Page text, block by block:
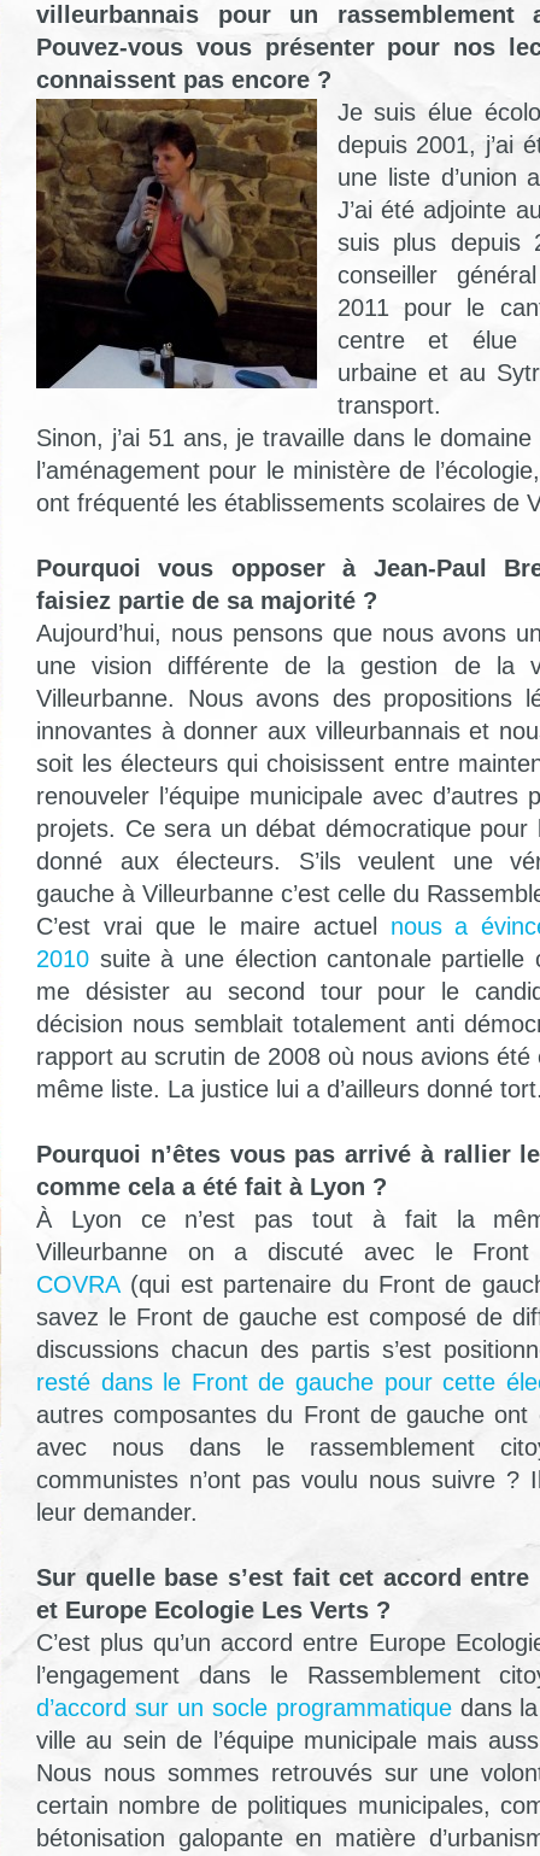
villeurbannais pour un rassemblement
Pouvez-vous vous présenter pour nos
connaissent pas encore ?
Je suis élue
depuis 2001, j’ai
une liste d’union
J’ai été adjointe
suis plus depuis
conseiller
2011 pour le
centre et élue
urbaine et au
transport.
Sinon, j’ai 51 ans, je travaille dans le domaine
l’aménagement pour le ministère de
ont fréquenté les établissements scolaires de
Pourquoi vous opposer à Jean-Paul
faisiez partie de sa majorité ?
Aujourd’hui, nous pensons que nous avons
une vision différente de la gestion de la
Villeurbanne. Nous avons des propositions
innovantes à donner aux villeurbannais et
soit les électeurs qui choisissent entre
renouveler l’équipe municipale avec d’autres
projets. Ce sera un débat démocratique
donné aux électeurs. S’ils veulent une
gauche à Villeurbanne c’est celle du
C’est vrai que le maire actuel nous a
2010 suite à une élection cantonale partielle
me désister au second tour pour le
décision nous semblait totalement anti
rapport au scrutin de 2008 où nous avions
même liste. La justice lui a d’ailleurs donné
Pourquoi n’êtes vous pas arrivé à rallier
comme cela a été fait à Lyon ?
À Lyon ce n’est pas tout à fait la
Villeurbanne on a discuté avec le
COVRA (qui est partenaire du Front de
savez le Front de gauche est composé de
discussions chacun des partis s’est
resté dans le Front de gauche pour cette
autres composantes du Front de gauche ont
avec nous dans le rassemblement
communistes n’ont pas voulu nous suivre ?
leur demander.
Sur quelle base s’est fait cet accord
et Europe Ecologie Les Verts ?
C’est plus qu’un accord entre Europe
l’engagement dans le Rassemblement
d’accord sur un socle programmatiquedans la
ville au sein de l’équipe municipale mais
Nous nous sommes retrouvés sur une
certain nombre de politiques municipales,
bétonisation galopante en matière